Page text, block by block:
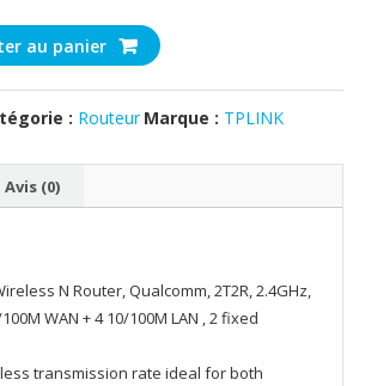
au panier
: Routeur Marque : TPLINK
Avis (0)
N Router, Qualcomm, 2T2R, 2.4GHz,
WAN + 4 10/100M LAN , 2 fixed
transmission rate ideal for both